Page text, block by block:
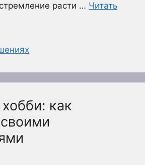
расти … Читать
как